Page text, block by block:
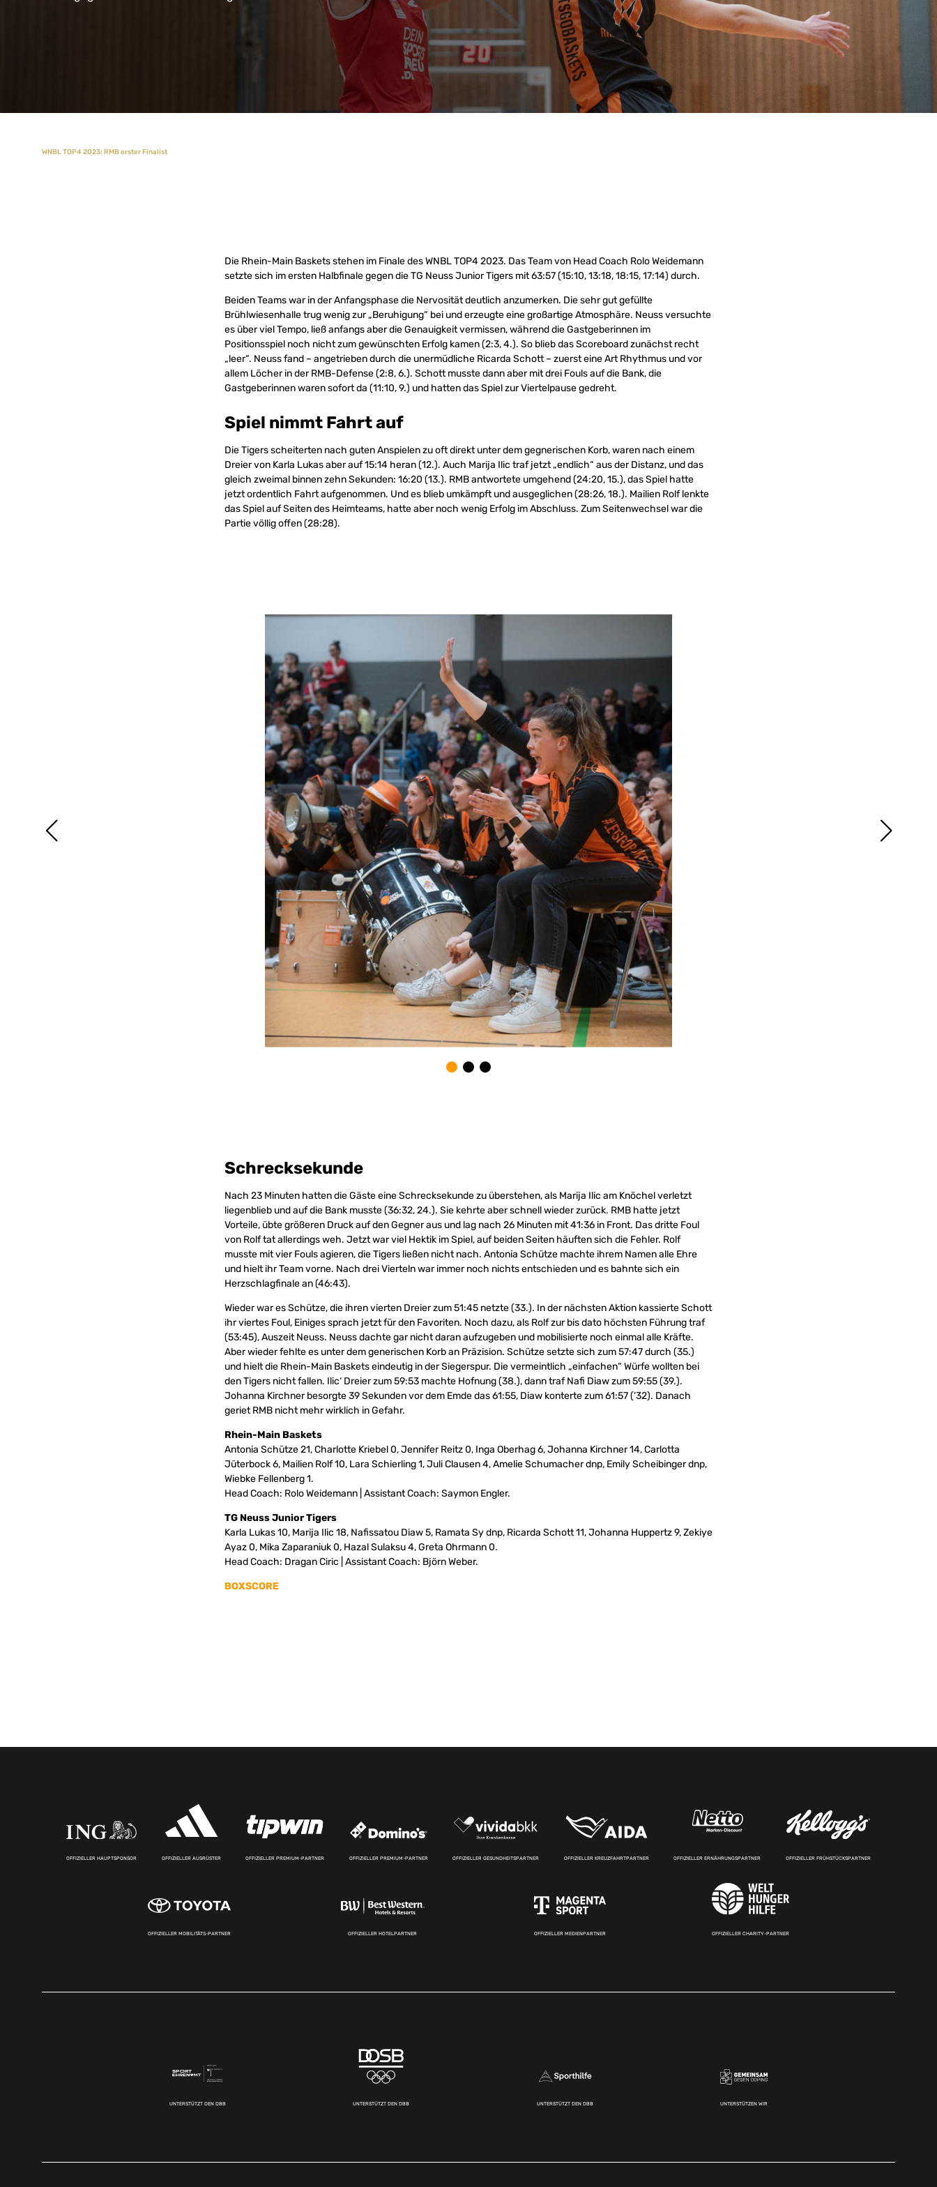
WNBL TOP4 2023: RMB erster Finalist
Die Rhein-Main Baskets stehen im Finale des WNBL TOP4 2023. Das Team von Head Coach Rolo Weidemann
setzte sich im ersten Halbfinale gegen die TG Neuss Junior Tigers mit 63:57 (15:10, 13:18, 18:15, 17:14) durch.
Beiden Teams war in der Anfangsphase die Nervosität deutlich anzumerken. Die sehr gut gefüllte
Brühlwiesenhalle trug wenig zur „Beruhigung“ bei und erzeugte eine großartige Atmosphäre. Neuss versuchte
es über viel Tempo, ließ anfangs aber die Genauigkeit vermissen, während die Gastgeberinnen im
Positionsspiel noch nicht zum gewünschten Erfolg kamen (2:3, 4.). So blieb das Scoreboard zunächst recht
„leer“. Neuss fand – angetrieben durch die unermüdliche Ricarda Schott – zuerst eine Art Rhythmus und vor
allem Löcher in der RMB-Defense (2:8, 6.). Schott musste dann aber mit drei Fouls auf die Bank, die
Gastgeberinnen waren sofort da (11:10, 9.) und hatten das Spiel zur Viertelpause gedreht.
Spiel nimmt Fahrt auf
Die Tigers scheiterten nach guten Anspielen zu oft direkt unter dem gegnerischen Korb, waren nach einem
Dreier von Karla Lukas aber auf 15:14 heran (12.). Auch Marija Ilic traf jetzt „endlich“ aus der Distanz, und das
gleich zweimal binnen zehn Sekunden: 16:20 (13.). RMB antwortete umgehend (24:20, 15.), das Spiel hatte
jetzt ordentlich Fahrt aufgenommen. Und es blieb umkämpft und ausgeglichen (28:26, 18.). Mailien Rolf lenkte
das Spiel auf Seiten des Heimteams, hatte aber noch wenig Erfolg im Abschluss. Zum Seitenwechsel war die
Partie völlig offen (28:28).
Schrecksekunde
Nach 23 Minuten hatten die Gäste eine Schrecksekunde zu überstehen, als Marija Ilic am Knöchel verletzt
liegenblieb und auf die Bank musste (36:32, 24.). Sie kehrte aber schnell wieder zurück. RMB hatte jetzt
Vorteile, übte größeren Druck auf den Gegner aus und lag nach 26 Minuten mit 41:36 in Front. Das dritte Foul
von Rolf tat allerdings weh. Jetzt war viel Hektik im Spiel, auf beiden Seiten häuften sich die Fehler. Rolf
musste mit vier Fouls agieren, die Tigers ließen nicht nach. Antonia Schütze machte ihrem Namen alle Ehre
und hielt ihr Team vorne. Nach drei Vierteln war immer noch nichts entschieden und es bahnte sich ein
Herzschlagfinale an (46:43).
Wieder war es Schütze, die ihren vierten Dreier zum 51:45 netzte (33.). In der nächsten Aktion kassierte Schott
ihr viertes Foul, Einiges sprach jetzt für den Favoriten. Noch dazu, als Rolf zur bis dato höchsten Führung traf
(53:45), Auszeit Neuss. Neuss dachte gar nicht daran aufzugeben und mobilisierte noch einmal alle Kräfte.
Aber wieder fehlte es unter dem generischen Korb an Präzision. Schütze setzte sich zum 57:47 durch (35.)
und hielt die Rhein-Main Baskets eindeutig in der Siegerspur. Die vermeintlich „einfachen“ Würfe wollten bei
den Tigers nicht fallen. Ilic‘ Dreier zum 59:53 machte Hofnung (38.), dann traf Nafi Diaw zum 59:55 (39.).
Johanna Kirchner besorgte 39 Sekunden vor dem Emde das 61:55, Diaw konterte zum 61:57 (’32). Danach
geriet RMB nicht mehr wirklich in Gefahr.
Rhein-Main Baskets
Antonia Schütze 21, Charlotte Kriebel 0, Jennifer Reitz 0, Inga Oberhag 6, Johanna Kirchner 14, Carlotta
Jüterbock 6, Mailien Rolf 10, Lara Schierling 1, Juli Clausen 4, Amelie Schumacher dnp, Emily Scheibinger dnp,
Wiebke Fellenberg 1.
Head Coach: Rolo Weidemann | Assistant Coach: Saymon Engler.
TG Neuss Junior Tigers
Karla Lukas 10, Marija Ilic 18, Nafissatou Diaw 5, Ramata Sy dnp, Ricarda Schott 11, Johanna Huppertz 9, Zekiye
Ayaz 0, Mika Zaparaniuk 0, Hazal Sulaksu 4, Greta Ohrmann 0.
Head Coach: Dragan Ciric | Assistant Coach: Björn Weber.
BOXSCORE
OFFIZIELLER HAUPTSPONSOR OFFIZIELLER AUSRÜSTER OFFIZIELLER PREMIUM-PARTNER OFFIZIELLER PREMIUM-PARTNER OFFIZIELLER GESUNDHEITSPARTNER OFFIZIELLER KREUZFAHRTPARTNER OFFIZIELLER ERNÄHRUNGSPARTNER OFFIZIELLER FRÜHSTÜCKSPARTNER
OFFIZIELLER MOBILITÄTS-PARTNER OFFIZIELLER HOTELPARTNER OFFIZIELLER MEDIENPARTNER OFFIZIELLER CHARITY-PARTNER
UNTERSTÜTZT DEN DBB UNTERSTÜTZT DEN DBB UNTERSTÜTZT DEN DBB UNTERSTÜTZEN WIR